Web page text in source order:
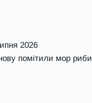
2026
помітили мор риби